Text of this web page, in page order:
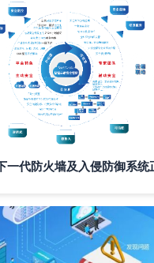
一代防火墙及入侵防御系统